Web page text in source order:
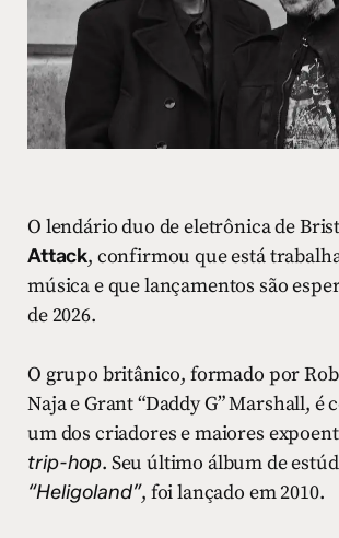
O lendário duo de eletrônica de
Attack, confirmou que está
música e que lançamentos são
de 2026.
O grupo britânico, formado por
Naja e Grant “Daddy G” Marshall, é
um dos criadores e maiores
trip-hop. Seu último álbum de
“Heligoland”, foi lançado em 2010.